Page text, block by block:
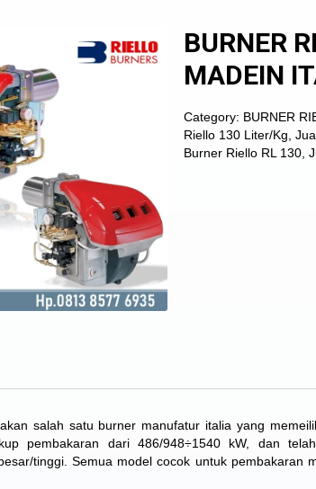
BURNER
MADEIN
Category: BURNER
Riello 130 Liter/Kg ,
Burner Riello RL 130 ,
salah satu burner manufatur italia yang
pembakaran dari 486/948÷1540 kW, dan
tinggi. Semua model cocok untuk pembakaran